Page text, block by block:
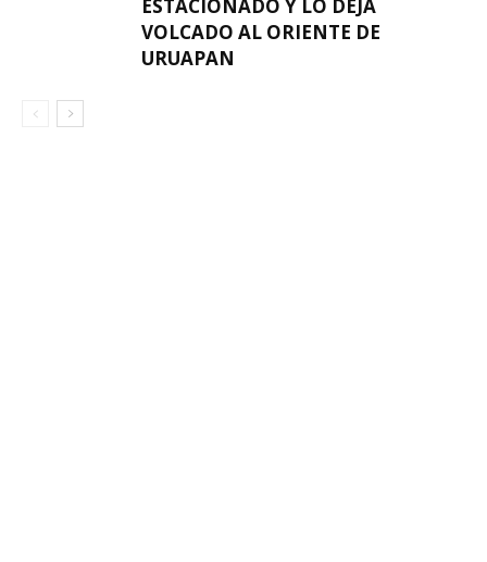
ESTACIONADO Y LO DEJA
VOLCADO AL ORIENTE DE
URUAPAN